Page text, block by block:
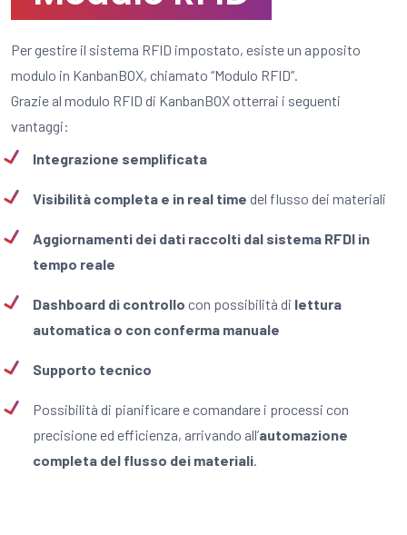
Per gestire il sistema RFID impostato, esiste un apposito
modulo in KanbanBOX, chiamato “Modulo RFID”.
Grazie al modulo RFID di KanbanBOX otterrai i seguenti
vantaggi:
Integrazione semplificata
Visibilità completa e in real time del flusso dei materiali
Aggiornamenti dei dati raccolti dal sistema RFDI in
tempo reale
Dashboard di controllo con possibilità di lettura
automatica o con conferma manuale
Supporto tecnico
Possibilità di pianificare e comandare i processi con
precisione ed efficienza, arrivando all’automazione
completa del flusso dei materiali.